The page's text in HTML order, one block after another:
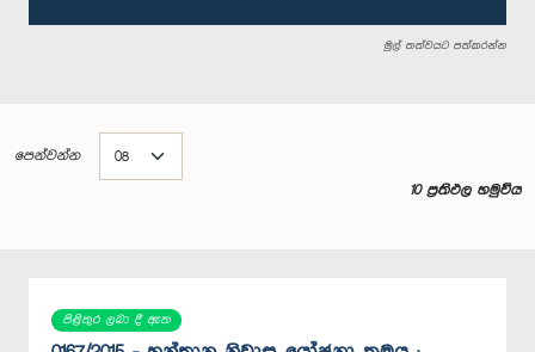
මුල් තත්වයට පත්කරන්න
පෙන්වන්න
10 ප්‍රතිඵල හමුවිය
පිළිතුර ලබා දී ඇත